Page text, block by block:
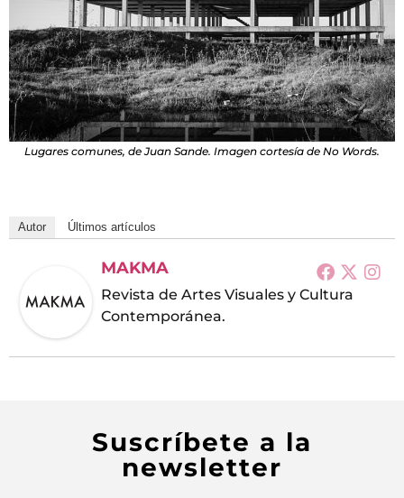
Lugares comunes, de Juan Sande. Imagen cortesía de No Words.
Autor Últimos artículos
MAKMA
Revista de Artes Visuales y Cultura
Contemporánea.
Suscríbete a la
newsletter